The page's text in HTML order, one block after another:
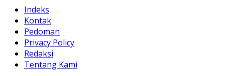
Indeks
Kontak
Pedoman
Privacy Policy
Redaksi
Tentang Kami